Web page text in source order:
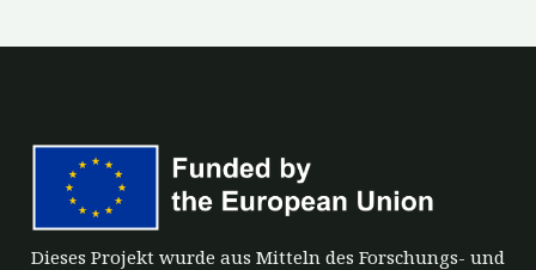
Dieses Projekt wurde aus Mitteln des Forschungs- und